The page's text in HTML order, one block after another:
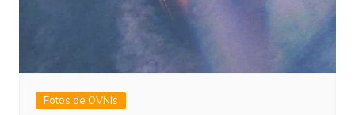
Fotos de OVNIs